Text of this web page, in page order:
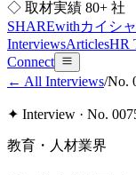
◇ 取材実績 80+ 社
SHAREwithカイシ
InterviewsArticlesHR
Connect
← All Interviews/No.
✦ Interview · No.
教育・人材業界